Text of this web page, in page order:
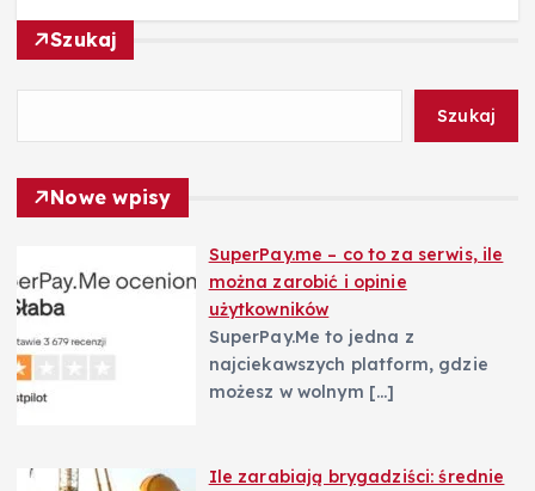
Szukaj
Szukaj
Nowe wpisy
SuperPay.me – co to za serwis, ile
można zarobić i opinie
użytkowników
SuperPay.Me to jedna z
najciekawszych platform, gdzie
możesz w wolnym […]
Ile zarabiają brygadziści: średnie